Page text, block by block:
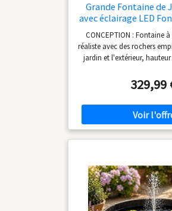
Grande Fontaine de
avec éclairage LED
en Pierre Grande
Jardin Aspect
CONCEPTION : Fontaine
réaliste avec des rochers
jardin et l'extérieur,
environ 15 kg ÉCLAIRAGE
intégré fournit des
d'ambiance et illumine les
MATÉRIAU : Fabriqué en
qualité, résistant aux
d'éclaboussures relaxant
Installation facile et faible
pompe, alimentation 12 V
préinstallé
329,99